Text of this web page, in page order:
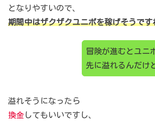
となりやすいので、
期間中はザクザクユニポを稼げそうです
冒険が進むとユニ
先に溢れるんだけ
溢れそうになったら
換金してもいいですし、